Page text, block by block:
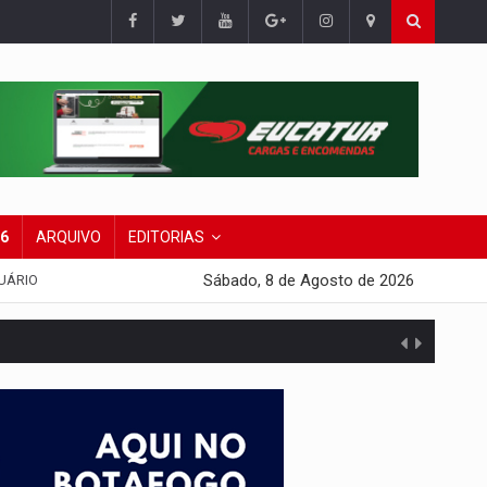
ARQUIVO EDITORIAS
Sábado, 8 de Agosto de 2026